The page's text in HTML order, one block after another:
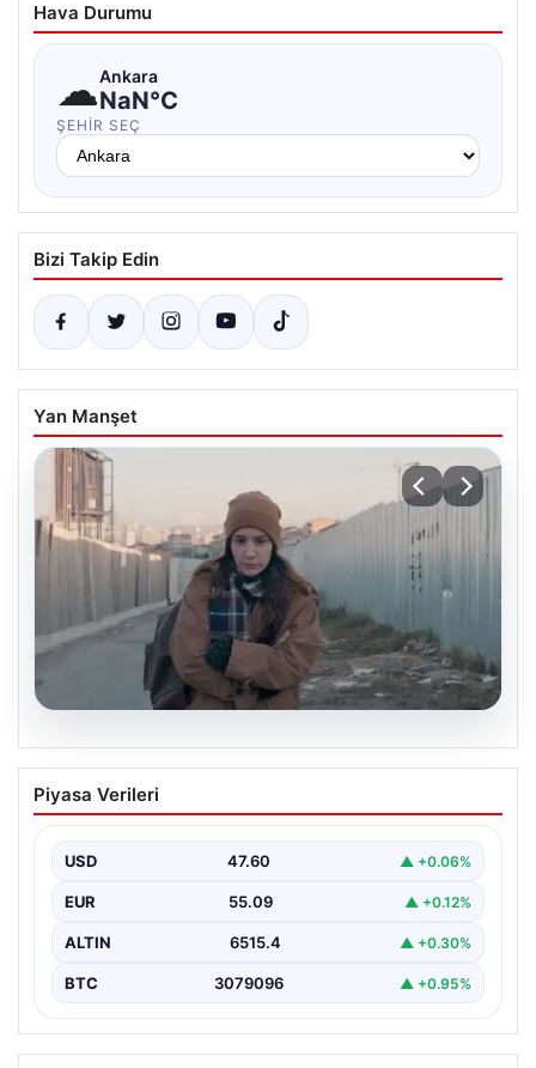
Hava Durumu
☁Ankara
NaN°C
ŞEHIR SEÇ
Bizi Takip Edin
Yan Manşet
05.08.2026
Türk sinemasında farklı bir imza: Ceylan
Özgün Özçelik’in en iyi filmleri
Piyasa Verileri
USD 47.60 ▲ +0.06%
EUR 55.09 ▲ +0.12%
ALTIN 6515.4 ▲ +0.30%
BTC 3079096 ▲ +0.95%